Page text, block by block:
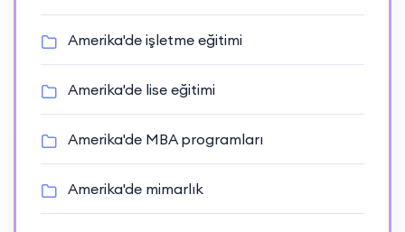
Amerika'de işletme eğitimi
Amerika'de lise eğitimi
Amerika'de MBA programları
Amerika'de mimarlık